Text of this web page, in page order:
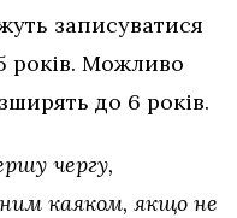
записуватися
років. Можливо
до 6 років.
чергу,
каяком, якщо не